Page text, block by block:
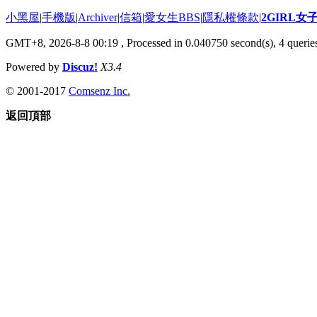
小黑屋|手機版|Archiver|信箱|愛女生BBS|隱私權條款|2GIRL女
GMT+8, 2026-8-8 00:19 , Processed in 0.040750 second(s), 4
Powered by Discuz! X3.4
© 2001-2017 Comsenz Inc.
返回頂部